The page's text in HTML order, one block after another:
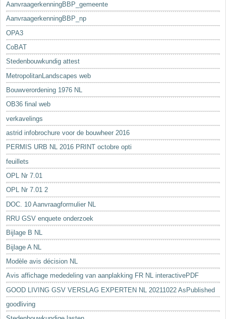
AanvraagerkenningBBP_gemeente
AanvraagerkenningBBP_np
OPA3
CoBAT
Stedenbouwkundig attest
MetropolitanLandscapes web
Bouwverordening 1976 NL
OB36 final web
verkavelings
astrid infobrochure voor de bouwheer 2016
PERMIS URB NL 2016 PRINT octobre opti
feuillets
OPL Nr 7.01
OPL Nr 7.01 2
DOC. 10 Aanvraagformulier NL
RRU GSV enquete onderzoek
Bijlage B NL
Bijlage A NL
Modèle avis décision NL
Avis affichage mededeling van aanplakking FR NL interactivePDF
GOOD LIVING GSV VERSLAG EXPERTEN NL 20211022 AsPublished
goodliving